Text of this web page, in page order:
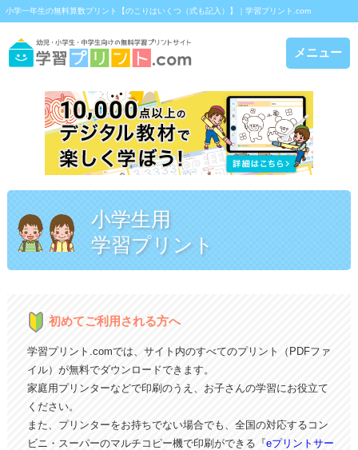
小学一年生の無料算数プリント【のこりはいくつ（式も記入）】｜学習プリント.com
メニュー
小学生用
学習プリント
初めてご利用される方へ
学習プリント.comでは、サイト内のすべてのプリント（PDFファ
イル）が無料でダウンロードできます。
家庭用プリンターなどで印刷のうえ、お子さんの学習にお役立て
ください。
また、プリンターをお持ちでない場合でも、全国の対応するコン
ビニ・スーパーのマルチコピー機で印刷ができる『eプリントサー